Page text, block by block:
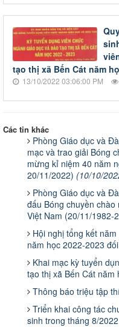
tạo thị xã Bến Cát năm
13/10/2022 03:06:00 PM
Các tin khác
Phòng Giáo dục và
mạc và trao giải Bóng
mừng kỉ niệm 40 năm
20/11/2022) (10/10/
Phòng Giáo dục và
đấu Bóng chuyền
Việt Nam (20/11/1982-
Hội nghị tổng kết
năm học 2022-2023
Khai mạc kỳ tuyển
tạo thị xã Bến Cát năm
Thông báo triệu tập
Triển khai công tác
sinh trong tháng 8/2022